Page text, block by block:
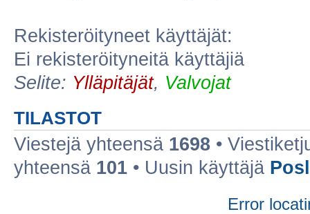
Rekisteröityneet käyttäjät:
Ei rekisteröityneitä käyttäjiä
Selite: Ylläpitäjät, Valvojat
TILASTOT
Viestejä yhteensä 1698 •
yhteensä 101 • Uusin käyttäjä
Error